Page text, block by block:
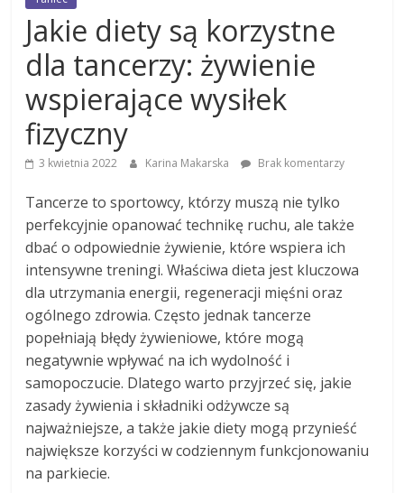
Jakie diety są korzystne
dla tancerzy: żywienie
wspierające wysiłek
fizyczny
3 kwietnia 2022 Karina Makarska Brak komentarzy
Tancerze to sportowcy, którzy muszą nie tylko
perfekcyjnie opanować technikę ruchu, ale także
dbać o odpowiednie żywienie, które wspiera ich
intensywne treningi. Właściwa dieta jest kluczowa
dla utrzymania energii, regeneracji mięśni oraz
ogólnego zdrowia. Często jednak tancerze
popełniają błędy żywieniowe, które mogą
negatywnie wpływać na ich wydolność i
samopoczucie. Dlatego warto przyjrzeć się, jakie
zasady żywienia i składniki odżywcze są
najważniejsze, a także jakie diety mogą przynieść
największe korzyści w codziennym funkcjonowaniu
na parkiecie.